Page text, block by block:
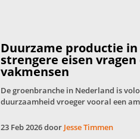
Duurzame productie
strengere eisen
vakmensen
De groenbranche in Nederland is
duurzaamheid vroeger vooral een
23 Feb 2026 door Jesse Timmen